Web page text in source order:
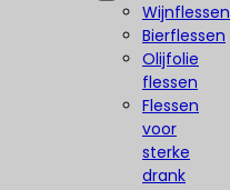
Wijnflessen
Bierflessen
Olijfolie
flessen
Flessen
voor
sterke
drank